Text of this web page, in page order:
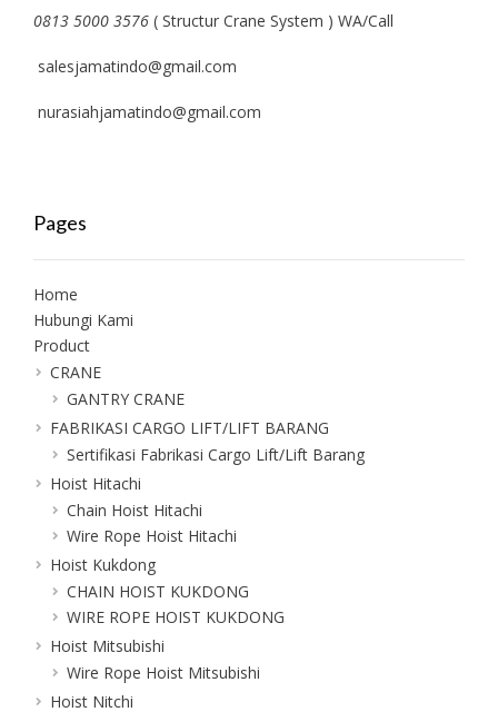
0813 5000 3576 ( Structur Crane System ) WA/Call
salesjamatindo@gmail.com
nurasiahjamatindo@gmail.com
Pages
Home
Hubungi Kami
Product
CRANE
GANTRY CRANE
FABRIKASI CARGO LIFT/LIFT BARANG
Sertifikasi Fabrikasi Cargo Lift/Lift Barang
Hoist Hitachi
Chain Hoist Hitachi
Wire Rope Hoist Hitachi
Hoist Kukdong
CHAIN HOIST KUKDONG
WIRE ROPE HOIST KUKDONG
Hoist Mitsubishi
Wire Rope Hoist Mitsubishi
Hoist Nitchi